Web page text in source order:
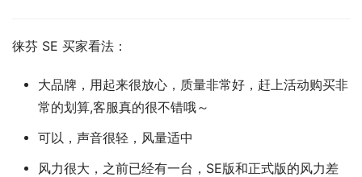
徕芬 SE 买家看法：
大品牌，用起来很放心，质量非常好，赶上活动购买非
常的划算,客服真的很不错哦～
可以，声音很轻，风量适中
风力很大，之前已经有一台，SE版和正式版的风力差